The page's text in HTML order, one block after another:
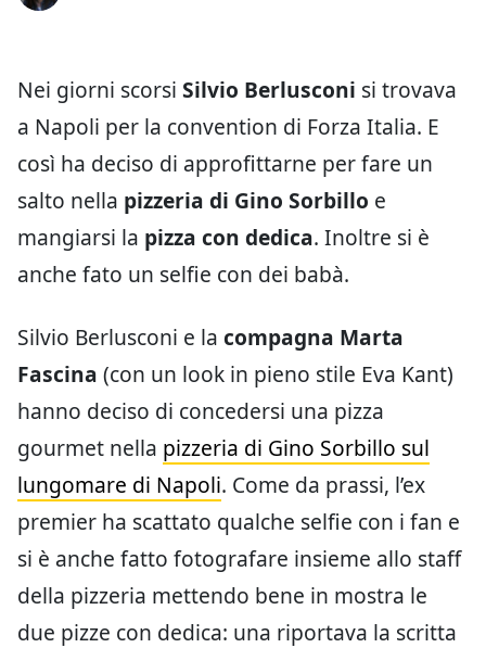
Nei giorni scorsi Silvio Berlusconi si trovava
a Napoli per la convention di Forza Italia. E
così ha deciso di approfittarne per fare un
salto nella pizzeria di Gino Sorbillo e
mangiarsi la pizza con dedica. Inoltre si è
anche fato un selfie con dei babà.
Silvio Berlusconi e la compagna Marta
Fascina (con un look in pieno stile Eva Kant)
hanno deciso di concedersi una pizza
gourmet nella pizzeria di Gino Sorbillo sul
lungomare di Napoli. Come da prassi, l’ex
premier ha scattato qualche selfie con i fan e
si è anche fatto fotografare insieme allo staff
della pizzeria mettendo bene in mostra le
due pizze con dedica: una riportava la scritta